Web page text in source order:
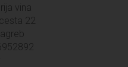
vina
22